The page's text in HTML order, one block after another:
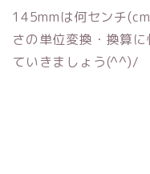
145mmは何センチ
さの単位変換・換算
ていきましょう(^^)/